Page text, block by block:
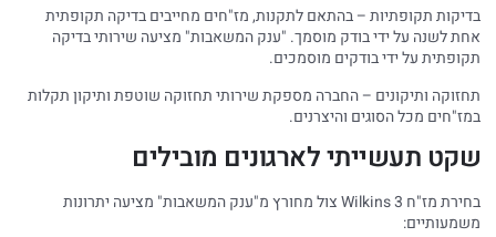
בדיקות תקופתיות – בהתאם לתקנות, מז"חים מחייבים בדיקה תקופתית
אחת לשנה על ידי בודק מוסמך. "ענק המשאבות" מציעה שירותי בדיקה
תקופתית על ידי בודקים מוסמכים.
תחזוקה ותיקונים – החברה מספקת שירותי תחזוקה שוטפת ותיקון תקלות
במז"חים מכל הסוגים והיצרנים.
שקט תעשייתי לארגונים מובילים
בחירת מז"ח Wilkins 3 צול מחורץ מ"ענק המשאבות" מציעה יתרונות
משמעותיים: